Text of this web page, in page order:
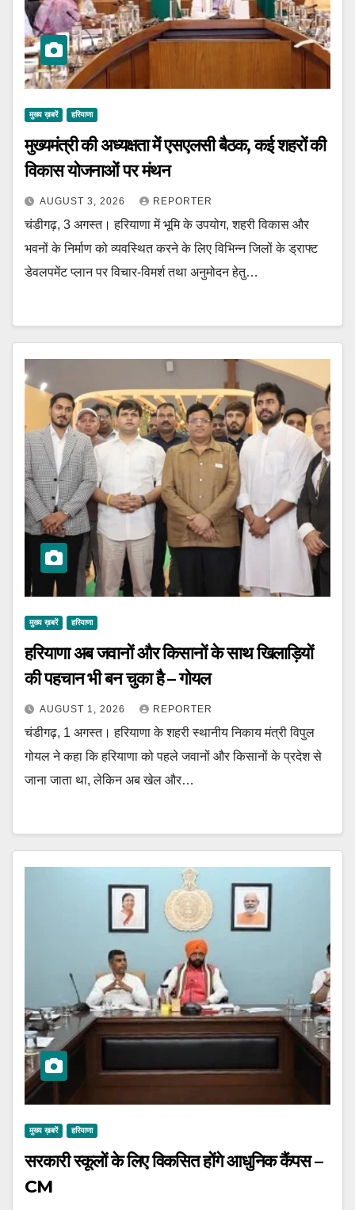
मुख्य ख़बरें हरियाणा
मुख्यमंत्री की अध्यक्षता में एसएलसी बैठक, कई शहरों की
विकास योजनाओं पर मंथन
AUGUST 3, 2026 REPORTER
चंडीगढ़, 3 अगस्त। हरियाणा में भूमि के उपयोग, शहरी विकास और
भवनों के निर्माण को व्यवस्थित करने के लिए विभिन्न जिलों के ड्राफ्ट
डेवलपमेंट प्लान पर विचार-विमर्श तथा अनुमोदन हेतु…
मुख्य ख़बरें हरियाणा
हरियाणा अब जवानों और किसानों के साथ खिलाड़ियों
की पहचान भी बन चुका है – गोयल
AUGUST 1, 2026 REPORTER
चंडीगढ़, 1 अगस्त। हरियाणा के शहरी स्थानीय निकाय मंत्री विपुल
गोयल ने कहा कि हरियाणा को पहले जवानों और किसानों के प्रदेश से
जाना जाता था, लेकिन अब खेल और…
मुख्य ख़बरें हरियाणा
सरकारी स्कूलों के लिए विकसित होंगे आधुनिक कैंपस –
CM